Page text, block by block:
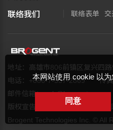
本网站使用 cookie 以为
同意
联络我们 联络表单 交
地址：高雄市806前镇区复兴四
电话：+886-7-537-2869
传
邮件信箱：web@brogent.com
版权宣告
隐私权保护政策
Brogent Technologies Inc. © All